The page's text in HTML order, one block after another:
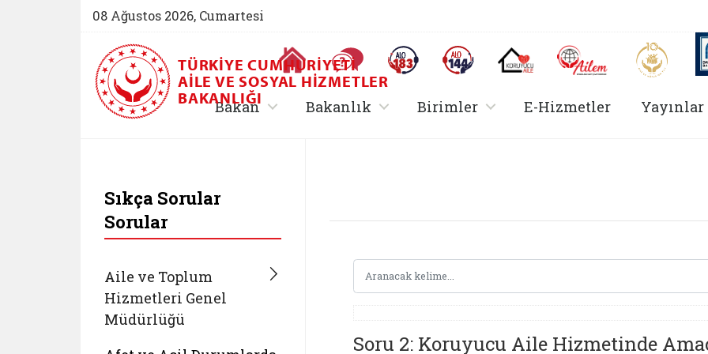
08 Ağustos 2026, Cumartesi
Ana Sayfa Sıkça Sorulan SorularAlo 183 (yeni sekmede açılır)Alo 144 (yeni sekmede açılır)Koruyucu Aile (yeni sekmede açılır)
AİLEM İletişim Aile ve
TÜRKIYE CUMHURIYETI
AILE VE SOSYAL HIZMETLER
BAKANLIĞI
Bakan, alt menü içerir
Bakanlık , alt menü içerir
Birimler, alt menü içerir
E-Hizmetler Yayınlar
Sıkça Sorular
Sorular
Aile ve Toplum
Hizmetleri Genel
Müdürlüğü
Soru 2: Koruyucu Aile Hizmetinde